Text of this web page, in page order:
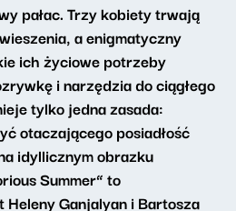
pałac. Trzy kobiety trwają
a enigmatyczny
ich życiowe potrzeby
i narzędzia do ciągłego
tylko jedna zasada:
otaczającego posiadłość
idyllicznym obrazku
Summer” to
Heleny Ganjalyan i Bartosza